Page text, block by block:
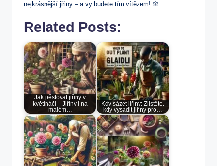
nejkrásnější jiřiny – a vy budete tím vítězem! 🌸
Related Posts:
Jak pěstovat jiřiny v
květináči – Jiřiny i na
malém…
Kdy sázet jiřiny: Zjistěte,
kdy vysadit jiřiny pro…